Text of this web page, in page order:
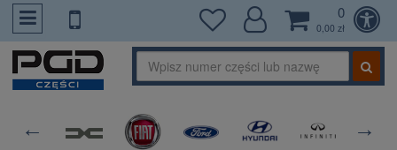
PrzejdzDoTresci
0
0,00 zł